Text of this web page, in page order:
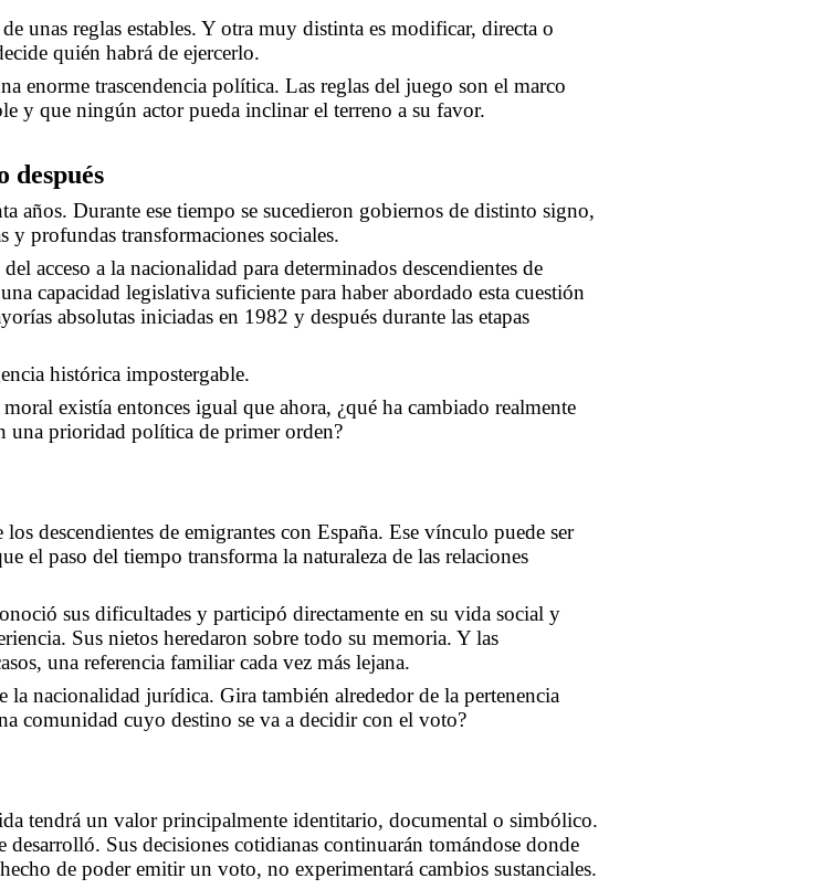
unas reglas estables. Y otra muy distinta es modificar, directa o
quién habrá de ejercerlo.
enorme trascendencia política. Las reglas del juego son el marco
y que ningún actor pueda inclinar el terreno a su favor.
después
años. Durante ese tiempo se sucedieron gobiernos de distinto signo,
y profundas transformaciones sociales.
acceso a la nacionalidad para determinados descendientes de
capacidad legislativa suficiente para haber abordado esta cuestión
absolutas iniciadas en 1982 y después durante las etapas
histórica impostergable.
existía entonces igual que ahora, ¿qué ha cambiado realmente
una prioridad política de primer orden?
descendientes de emigrantes con España. Ese vínculo puede ser
el paso del tiempo transforma la naturaleza de las relaciones
sus dificultades y participó directamente en su vida social y
Sus nietos heredaron sobre todo su memoria. Y las
una referencia familiar cada vez más lejana.
la nacionalidad jurídica. Gira también alrededor de la pertenencia
comunidad cuyo destino se va a decidir con el voto?
tendrá un valor principalmente identitario, documental o simbólico.
desarrolló. Sus decisiones cotidianas continuarán tomándose donde
de poder emitir un voto, no experimentará cambios sustanciales.